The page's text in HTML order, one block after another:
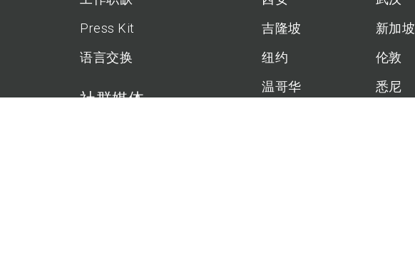
Press Kit
语言交换
社群媒体
吉隆坡
新加坡
纽约
伦敦
温哥华
悉尼